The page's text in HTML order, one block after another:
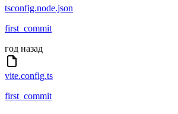
tsconfig.node.json
first_commit
год назад
vite.config.ts
first_commit